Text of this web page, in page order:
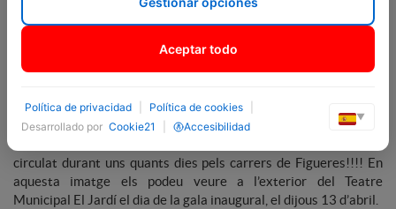
La Setmana Santa és sinònim d’humor, de riure i de bon rotllo a
Figueres, des de l’any 2008, gràcies al Festival Còmic, una
any més, Interfren, el concessionari Citroën i DS a Figueres, ha
estat el seu principal patrocinador.
circulat durant uns quants dies pels carrers de Figueres!!!! En
aquesta imatge els podeu veure a l’exterior del Teatre
Municipal El Jardí el dia de la gala inaugural, el dijous 13 d’abril.
Aceptar todo
Política de privacidad Política de cookies
Desarrollado por Cookie21 Accesibilidad
▼